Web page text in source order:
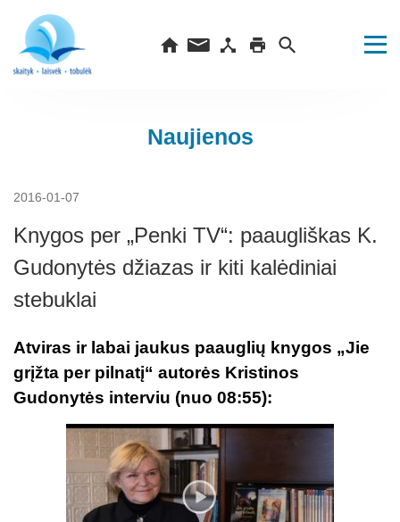
Naujienos
2016-01-07
Knygos per „Penki TV“: paaugliškas K.
Gudonytės džiazas ir kiti kalėdiniai
stebuklai
Atviras ir labai jaukus paauglių knygos „Jie
grįžta per pilnatį“ autorės Kristinos
Gudonytės interviu (nuo 08:55):